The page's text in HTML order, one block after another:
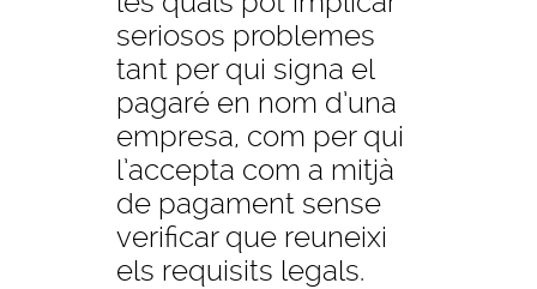
seriosos problemes
tant per qui signa el
pagaré en nom d’una
empresa, com per qui
l’accepta com a mitjà
de pagament sense
verificar que reuneixi
els requisits legals.